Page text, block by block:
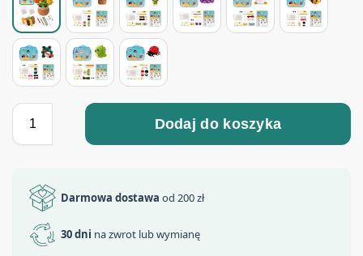
Dodaj do koszyka
Darmowa dostawa od 200 zł
30 dni na zwrot lub wymianę